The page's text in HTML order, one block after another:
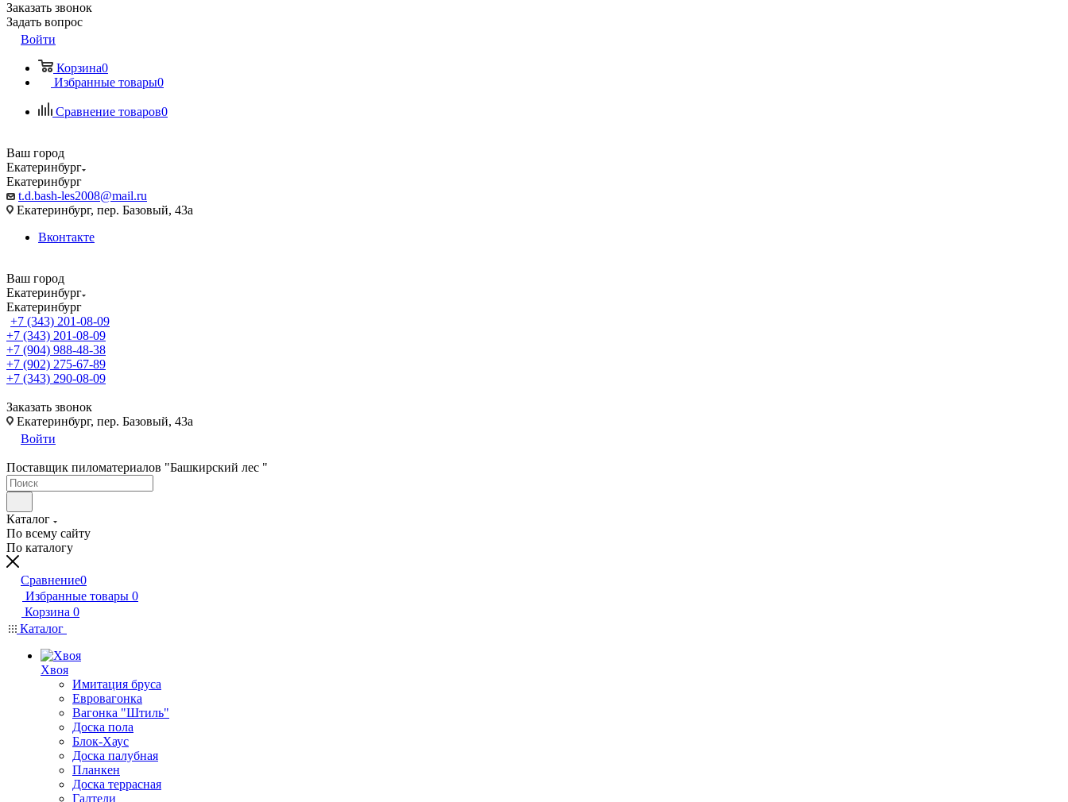
Заказать звонок
Задать вопрос
Войти
Корзина0
Избранные товары0
Сравнение товаров0
Ваш город
Екатеринбург
Екатеринбург
t.d.bash-les2008@mail.ru
Екатеринбург, пер. Базовый, 43а
Вконтакте
Ваш город
Екатеринбург
Екатеринбург
+7 (343) 201-08-09
+7 (343) 201-08-09
+7 (904) 988-48-38
+7 (902) 275-67-89
+7 (343) 290-08-09
Заказать звонок
Екатеринбург, пер. Базовый, 43а
Войти
Поставщик пиломатериалов "Башкирский лес "
Каталог
По всему сайту
По каталогу
Сравнение0
Избранные товары 0
Корзина 0
Каталог
Хвоя
Имитация бруса
Евровагонка
Вагонка "Штиль"
Доска пола
Блок-Хаус
Доска палубная
Планкен
Доска террасная
Галтели